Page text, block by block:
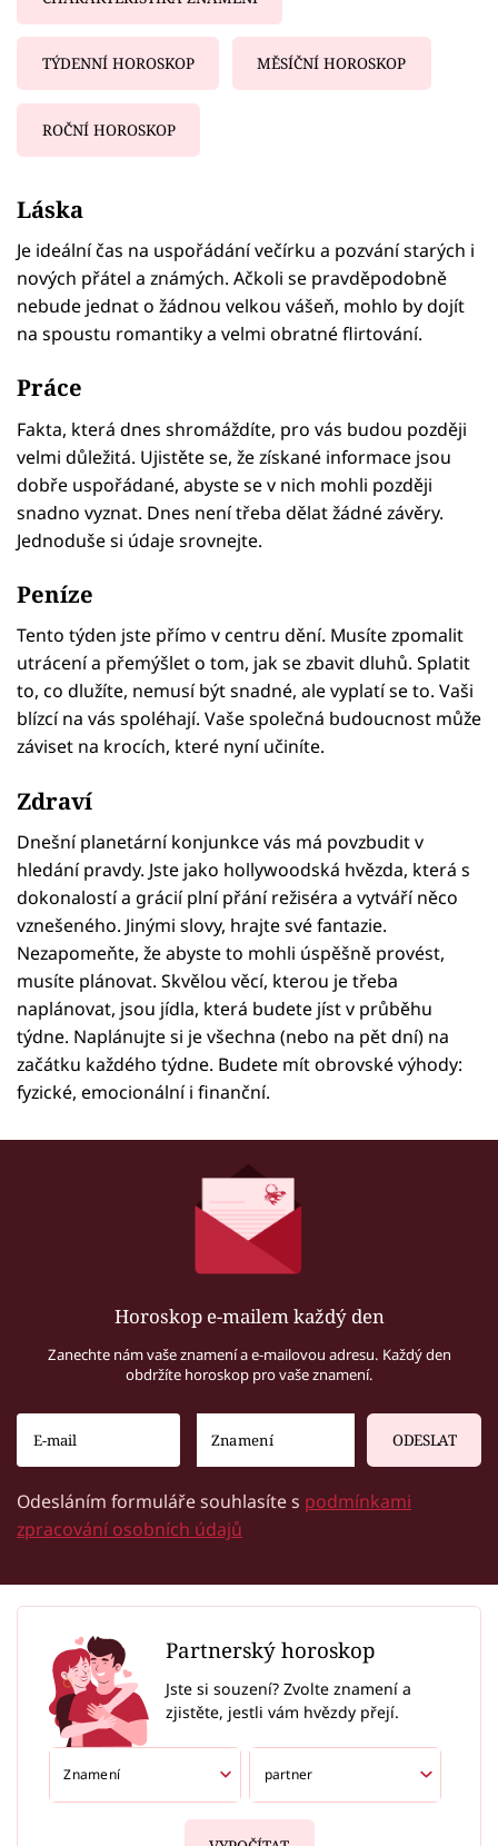
TÝDENNÍ HOROSKOP MĚSÍČNÍ HOROSKOP
ROČNÍ HOROSKOP
Láska
Je ideální čas na uspořádání večírku a pozvání starých i
nových přátel a známých. Ačkoli se pravděpodobně
nebude jednat o žádnou velkou vášeň, mohlo by dojít
na spoustu romantiky a velmi obratné flirtování.
Práce
Fakta, která dnes shromáždíte, pro vás budou později
velmi důležitá. Ujistěte se, že získané informace jsou
dobře uspořádané, abyste se v nich mohli později
snadno vyznat. Dnes není třeba dělat žádné závěry.
Jednoduše si údaje srovnejte.
Peníze
Tento týden jste přímo v centru dění. Musíte zpomalit
utrácení a přemýšlet o tom, jak se zbavit dluhů. Splatit
to, co dlužíte, nemusí být snadné, ale vyplatí se to. Vaši
blízcí na vás spoléhají. Vaše společná budoucnost může
záviset na krocích, které nyní učiníte.
Zdraví
Dnešní planetární konjunkce vás má povzbudit v
hledání pravdy. Jste jako hollywoodská hvězda, která s
dokonalostí a grácií plní přání režiséra a vytváří něco
vznešeného. Jinými slovy, hrajte své fantazie.
Nezapomeňte, že abyste to mohli úspěšně provést,
musíte plánovat. Skvělou věcí, kterou je třeba
naplánovat, jsou jídla, která budete jíst v průběhu
týdne. Naplánujte si je všechna (nebo na pět dní) na
začátku každého týdne. Budete mít obrovské výhody:
fyzické, emocionální i finanční.
Horoskop e-mailem každý den
Zanechte nám vaše znamení a e-mailovou adresu. Každý den
obdržíte horoskop pro vaše znamení.
ODESLAT
Odesláním formuláře souhlasíte s podmínkami
zpracování osobních údajů
Partnerský horoskop
Jste si souzení? Zvolte znamení a
zjistěte, jestli vám hvězdy přejí.